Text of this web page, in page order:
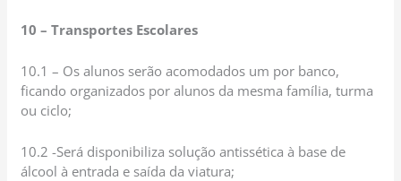
10 – Transportes Escolares
10.1 – Os alunos serão acomodados um por banco,
ficando organizados por alunos da mesma família, turma
ou ciclo;
10.2 -Será disponibiliza solução antissética à base de
álcool à entrada e saída da viatura;